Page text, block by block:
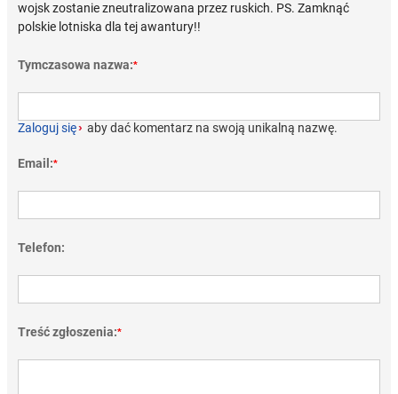
wojsk zostanie zneutralizowana przez ruskich. PS. Zamknąć
polskie lotniska dla tej awantury!!
Tymczasowa nazwa:*
Zaloguj się› aby dać komentarz na swoją unikalną nazwę.
Email:*
Telefon:
Treść zgłoszenia:*